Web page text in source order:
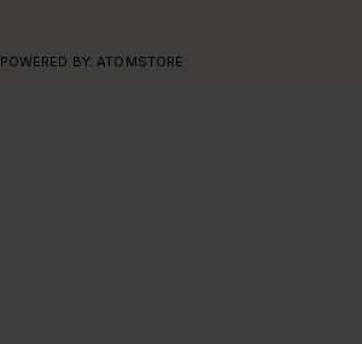
POWERED BY: ATOMSTORE